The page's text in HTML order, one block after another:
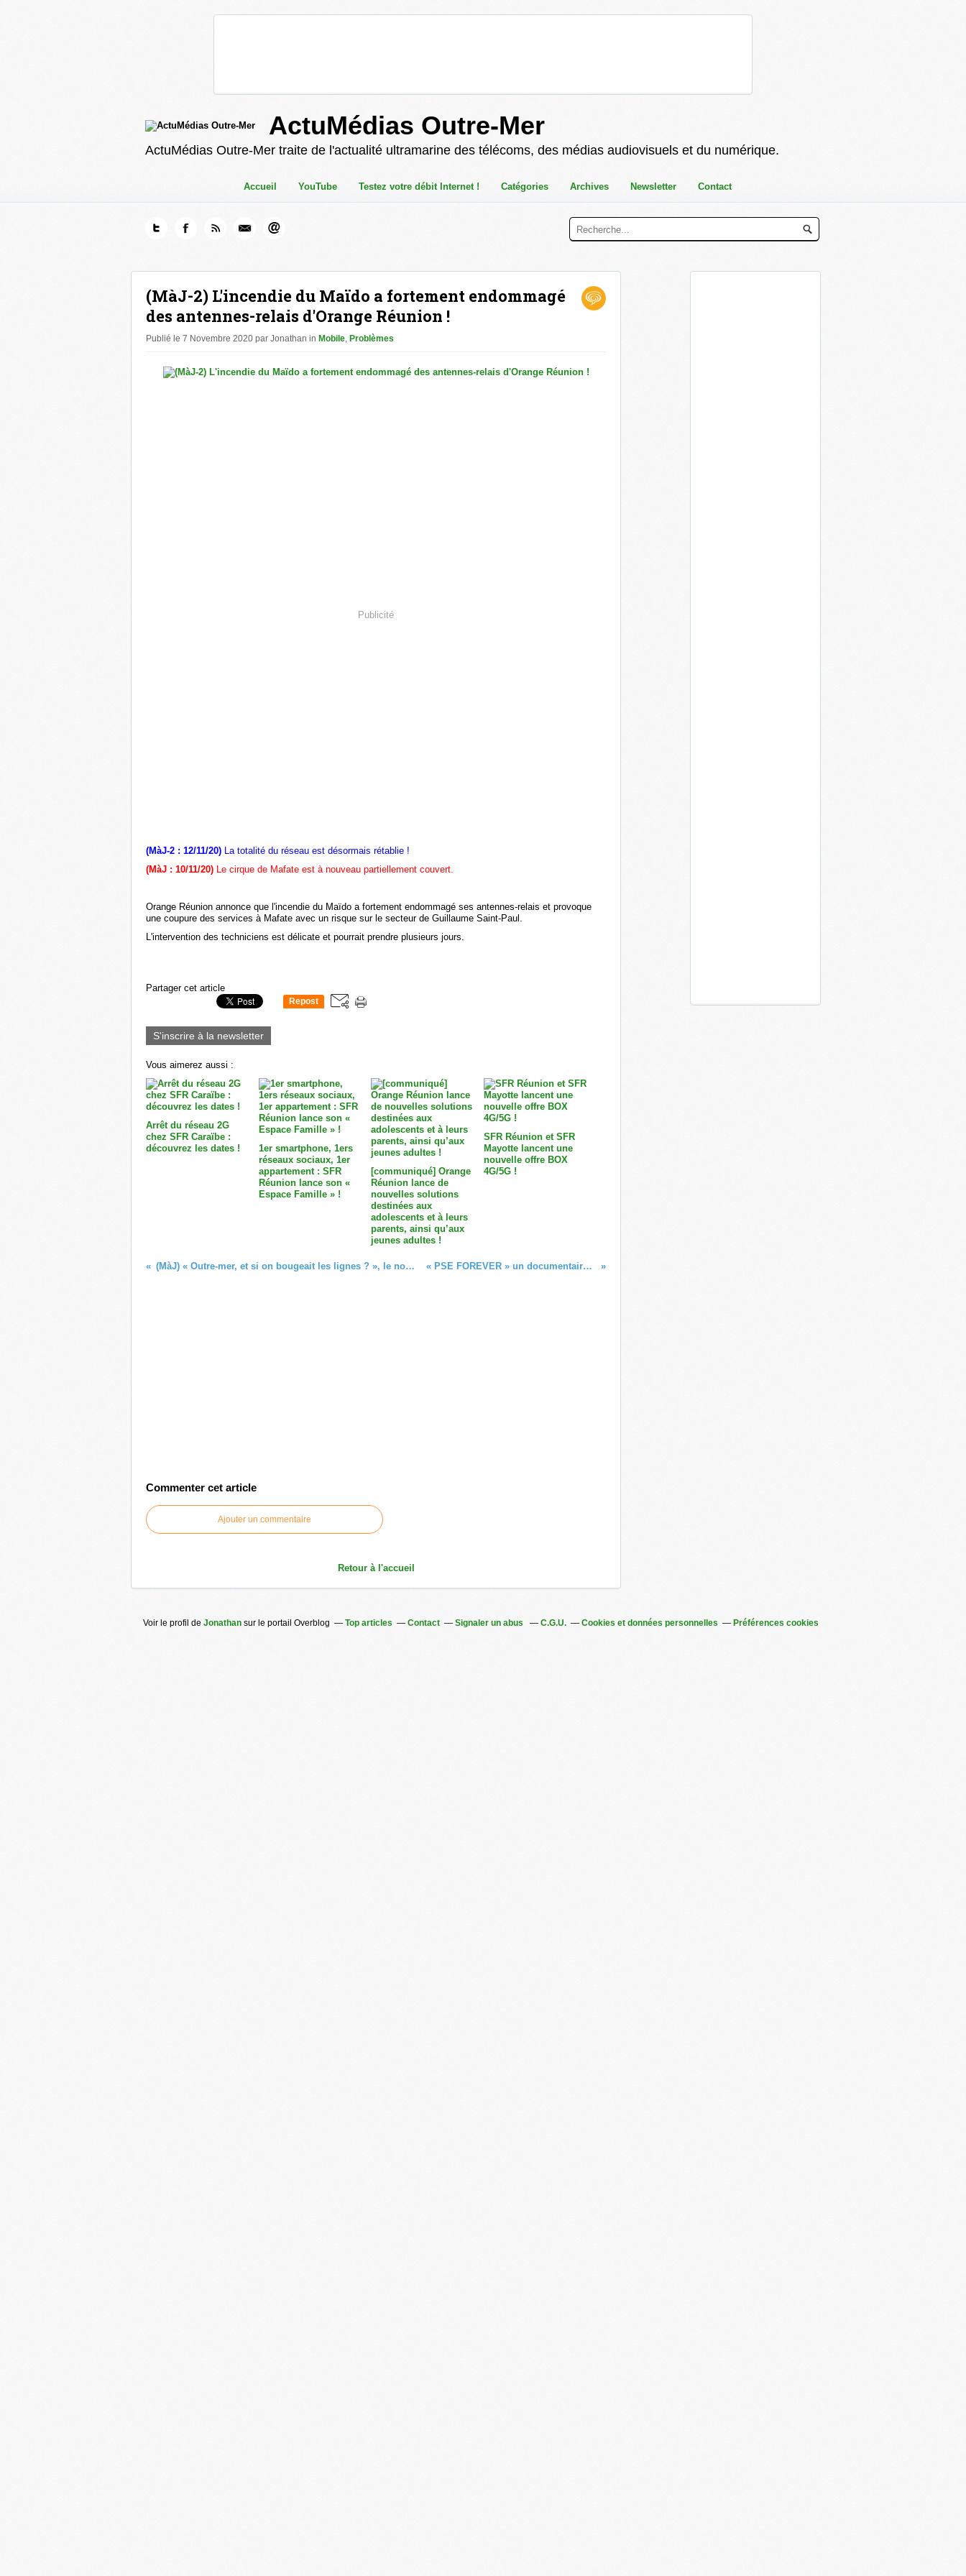
ActuMédias Outre-Mer
ActuMédias Outre-Mer traite de l'actualité ultramarine des télécoms, des médias audiovisuels et du numérique.
Accueil YouTube Testez votre débit Internet ! Catégories Archives Newsletter Contact
(MàJ-2) L'incendie du Maïdo a fortement endommagé
des antennes-relais d'Orange Réunion !
Publié le 7 Novembre 2020 par Jonathan in Mobile, Problèmes
Publicité
(MàJ-2 : 12/11/20) La totalité du réseau est désormais rétablie !
(MàJ : 10/11/20) Le cirque de Mafate est à nouveau partiellement couvert.
Orange Réunion annonce que l'incendie du Maïdo a fortement endommagé ses antennes-relais et provoque
une coupure des services à Mafate avec un risque sur le secteur de Guillaume Saint-Paul.
L'intervention des techniciens est délicate et pourrait prendre plusieurs jours.
Partager cet article
Repost
S'inscrire à la newsletter
Vous aimerez aussi :
Arrêt du réseau 2G
chez SFR Caraïbe :
découvrez les dates !
1er smartphone, 1ers
réseaux sociaux, 1er
appartement : SFR
Réunion lance son «
Espace Famille » !
[communiqué] Orange
Réunion lance de
nouvelles solutions
destinées aux
adolescents et à leurs
parents, ainsi qu’aux
jeunes adultes !
SFR Réunion et SFR
Mayotte lancent une
nouvelle offre BOX
4G/5G !
(MàJ) « Outre-mer, et si on bougeait les lignes ? », le nouveau rendez-vous d'information de la rédaction du Pôle Outre-Mer de France Télévisions ! « PSE FOREVER » un documentaire musical inédit à découvrir ce lundi sur Guadeloupe la 1ère !
Commenter cet article
Ajouter un commentaire
Retour à l'accueil
Voir le profil de Jonathan sur le portail Overblog Top articles Contact Signaler un abus C.G.U. Cookies et données personnelles Préférences cookies